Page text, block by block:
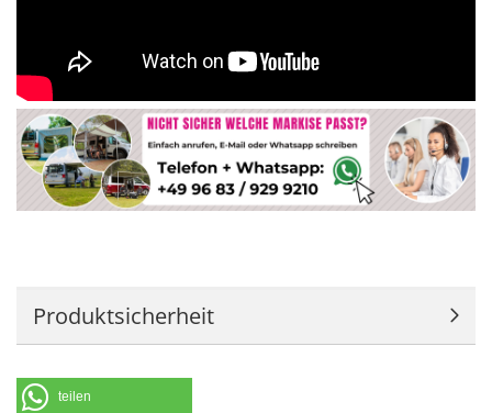
Produktsicherheit
teilen